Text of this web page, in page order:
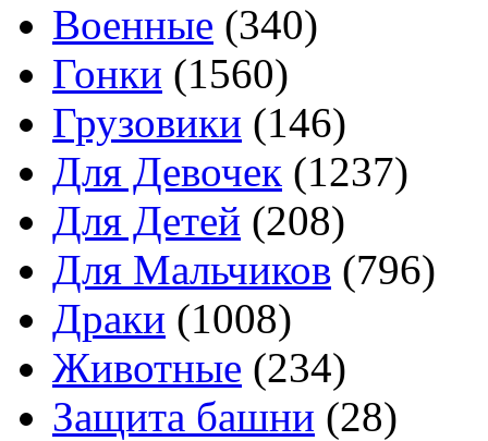
Военные (340)
Гонки (1560)
Грузовики (146)
Для Девочек (1237)
Для Детей (208)
Для Мальчиков (796)
Драки (1008)
Животные (234)
Защита башни (28)